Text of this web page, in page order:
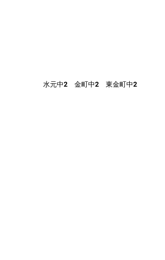
水元中2　金町中2　東金町中2